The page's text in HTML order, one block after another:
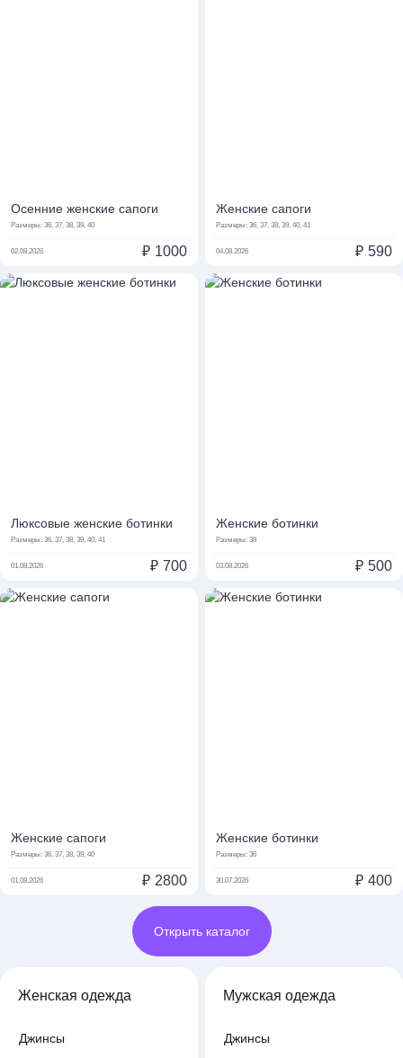
Осенние женские сапоги
Размеры: 36, 37, 38, 39, 40
02.08.2026 ₽ 1000
Женские сапоги
Размеры: 36, 37, 38, 39, 40, 41
04.08.2026 ₽ 590
Люксовые женские ботинки
Размеры: 36, 37, 38, 39, 40, 41
01.08.2026 ₽ 700
Женские ботинки
Размеры: 38
03.08.2026 ₽ 500
Женские сапоги
Размеры: 36, 37, 38, 39, 40
01.08.2026 ₽ 2800
Женские ботинки
Размеры: 36
30.07.2026 ₽ 400
Открыть каталог
Женская одежда
Джинсы
Мужская одежда
Джинсы